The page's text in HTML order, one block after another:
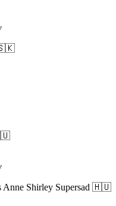
🇸🇰
Anne Shirley Supersad 🇭🇺